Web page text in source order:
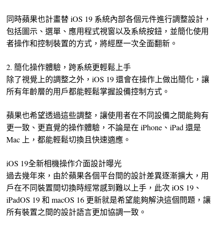
同時蘋果也計畫替 iOS 19 系統內部各個元件進行調整設計，
包括圖示、選單、應用程式視窗以及系統按鈕，並簡化使用
者操作和控制裝置的方式，將經歷一次全面翻新。
2. 簡化操作體驗，跨系統更輕鬆上手
除了視覺上的調整之外，iOS 19 還會在操作上做出簡化，讓
所有年齡層的用戶都能輕鬆掌握設備控制方式。
蘋果也希望透過這些調整，讓使用者在不同設備之間能夠有
更一致、更直覺的操作體驗，不論是在 iPhone、iPad 還是
Mac 上，都能輕鬆切換且快速適應。
iOS 19全新相機操作介面設計曝光
過去幾年來，由於蘋果各個平台間的設計差異逐漸擴大，用
戶在不同裝置間切換時經常感到難以上手，此次 iOS 19、
iPadOS 19 和 macOS 16 更新就是希望能夠解決這個問題，讓
所有裝置之間的設計語言更加協調一致。